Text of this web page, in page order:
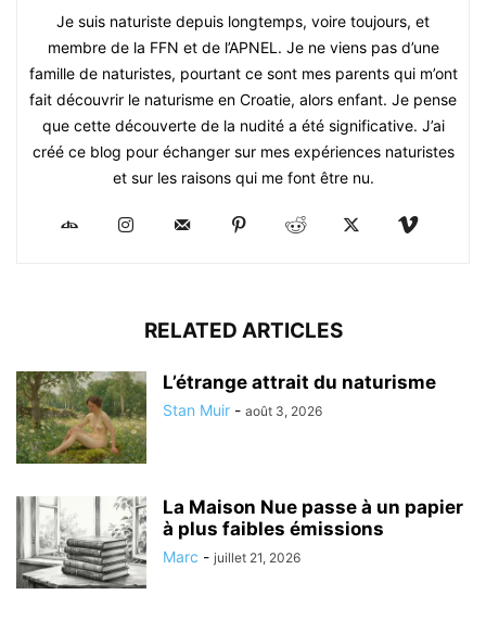
Je suis naturiste depuis longtemps, voire toujours, et
membre de la FFN et de l’APNEL. Je ne viens pas d’une
famille de naturistes, pourtant ce sont mes parents qui m’ont
fait découvrir le naturisme en Croatie, alors enfant. Je pense
que cette découverte de la nudité a été significative. J’ai
créé ce blog pour échanger sur mes expériences naturistes
et sur les raisons qui me font être nu.
RELATED ARTICLES
L’étrange attrait du naturisme
Stan Muir - août 3, 2026
La Maison Nue passe à un papier
à plus faibles émissions
Marc - juillet 21, 2026